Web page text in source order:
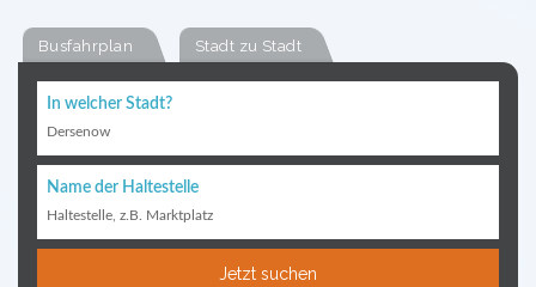
Busfahrplan Stadt zu Stadt
In welcher Stadt?
Dersenow
Name der Haltestelle
Haltestelle, z.B. Marktplatz
Jetzt suchen